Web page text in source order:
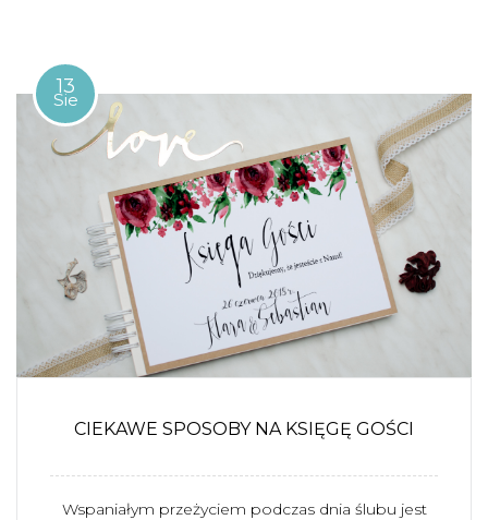
13
Sie
CIEKAWE SPOSOBY NA KSIĘGĘ GOŚCI
Wspaniałym przeżyciem podczas dnia ślubu jest